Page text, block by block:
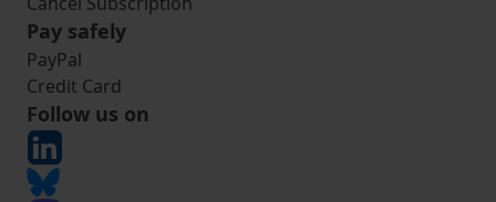
Pay safely
PayPal
Credit Card
Follow us on